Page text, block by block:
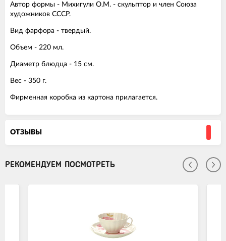
Автор формы - Михигули О.М. - скульптор и член Союза
художников СССР.
Вид фарфора - твердый.
Объем - 220 мл.
Диаметр блюдца - 15 см.
Вес - 350 г.
Фирменная коробка из картона прилагается.
ОТЗЫВЫ
РЕКОМЕНДУЕМ ПОСМОТРЕТЬ